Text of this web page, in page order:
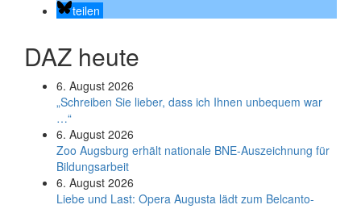
teilen
DAZ heute
6. August 2026
„Schreiben Sie lieber, dass ich Ihnen unbequem war
…“
6. August 2026
Zoo Augsburg erhält nationale BNE-Auszeichnung für
Bildungsarbeit
6. August 2026
Liebe und Last: Opera Augusta lädt zum Belcanto-